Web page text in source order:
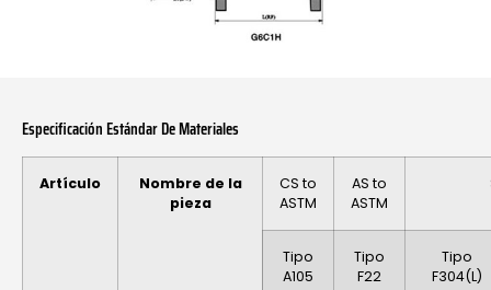
Especificación Estándar De Materiales
Artículo
Nombre de la
pieza
CS to
ASTM
AS to
ASTM
Tipo
A105
Tipo
F22
Tipo
F304(L)